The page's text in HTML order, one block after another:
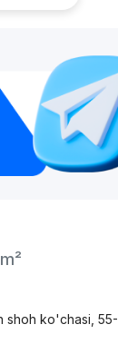
shoh ko'chasi, 55-